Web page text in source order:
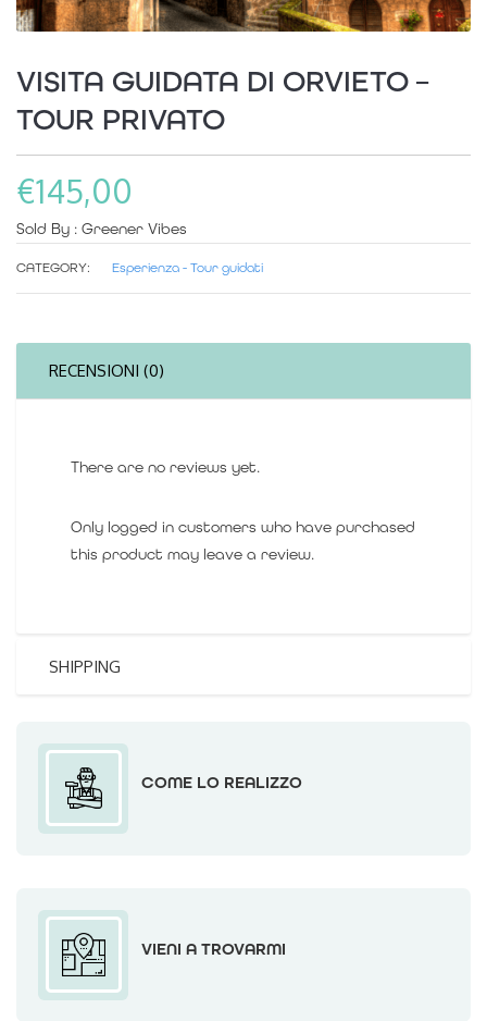
VISITA GUIDATA DI ORVIETO –
TOUR PRIVATO
€145,00
Sold By : Greener Vibes
CATEGORY: Esperienza - Tour guidati
RECENSIONI (0)
There are no reviews yet.
Only logged in customers who have purchased
this product may leave a review.
SHIPPING
COME LO REALIZZO
VIENI A TROVARMI